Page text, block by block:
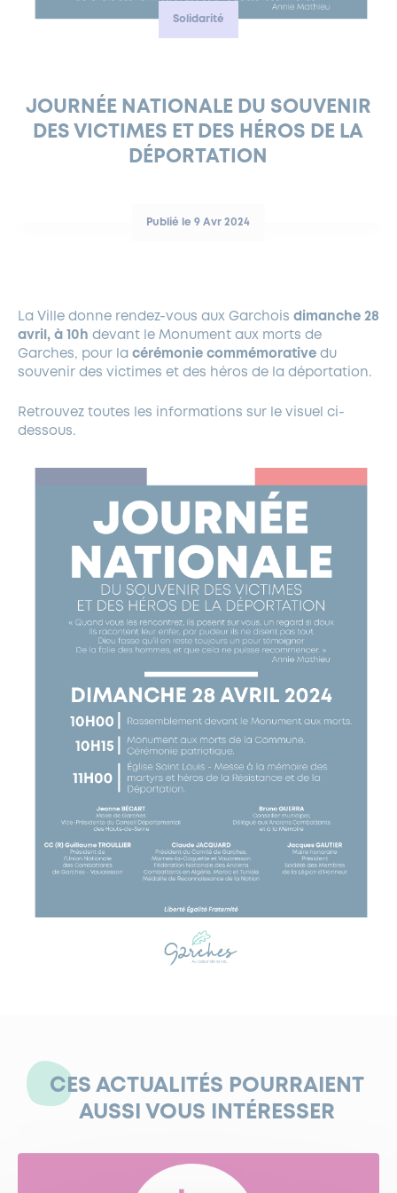
EAU POTABLE ET ASSAINISSEMENT
INFORMATIONS PRATIQUES
SUBVENTIONS
PANNEAUX D’AFFICHAGE LIBRE
GRÖBENZELL
DÉVELOPPEMENT DURABLE
ÉCONOMIES D’ÉNERGIE
DEMANDE D’ABATTAGE
GESTION DU PATRIMOINE ARBORÉ
Solidarité
JOURNÉE NATIONALE DU SOUVENIR
DES VICTIMES ET DES HÉROS DE LA
DÉPORTATION
Publié le 9 Avr 2024
La Ville donne rendez-vous aux Garchois dimanche 28
avril, à 10h devant le Monument aux morts de
Garches, pour la cérémonie commémorative du
souvenir des victimes et des héros de la déportation.
Retrouvez toutes les informations sur le visuel ci-
dessous.
CES ACTUALITÉS POURRAIENT
AUSSI VOUS INTÉRESSER